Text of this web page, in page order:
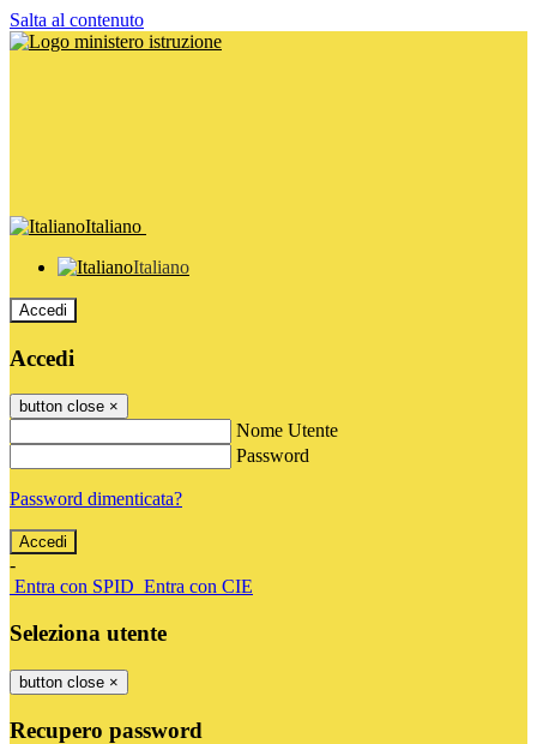
Salta al contenuto
Italiano
Italiano
Accedi
Accedi
button close ×
Nome Utente
Password
Password dimenticata?
-
Entra con SPID Entra con CIE
Seleziona utente
button close ×
Recupero password